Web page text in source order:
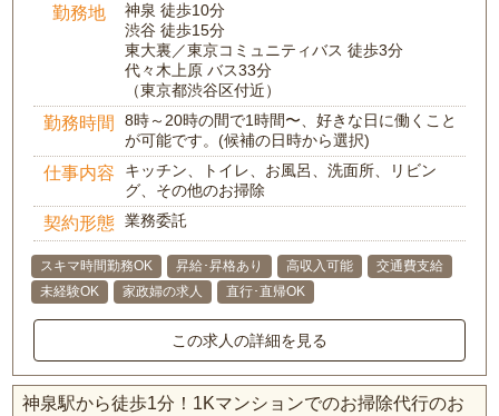
勤務地
神泉 徒歩10分
渋谷 徒歩15分
東大裏／東京コミュニティバス 徒歩3分
代々木上原 バス33分
（東京都渋谷区付近）
勤務時間
8時～20時の間で1時間〜、好きな日に働くこと
が可能です。(候補の日時から選択)
仕事内容
キッチン、トイレ、お風呂、洗面所、リビン
グ、その他のお掃除
契約形態 業務委託
スキマ時間勤務OK 昇給･昇格あり 高収入可能
交通費支給
未経験OK
家政婦の求人 直行･直帰OK
この求人の詳細を見る
神泉駅から徒歩1分！1Kマンションでのお掃除代行のお